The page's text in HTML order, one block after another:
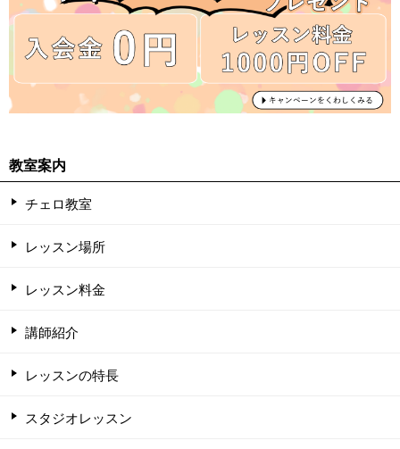
教室案内
チェロ教室
レッスン場所
レッスン料金
講師紹介
レッスンの特長
スタジオレッスン